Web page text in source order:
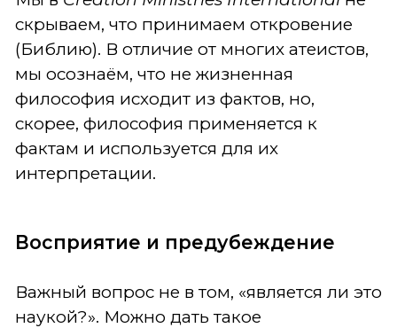
скрываем, что принимаем откровение
(Библию). В отличие от многих атеистов,
мы осознаём, что не жизненная
философия исходит из фактов, но,
скорее, философия применяется к
фактам и используется для их
интерпретации.
Восприятие и предубеждение
Важный вопрос не в том, «является ли это
наукой?». Можно дать такое